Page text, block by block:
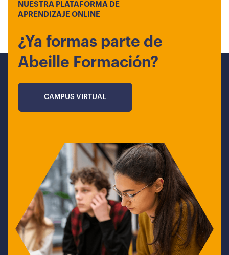
NUESTRA PLATAFORMA DE
APRENDIZAJE ONLINE
¿Ya formas parte de
Abeille Formación?
CAMPUS VIRTUAL